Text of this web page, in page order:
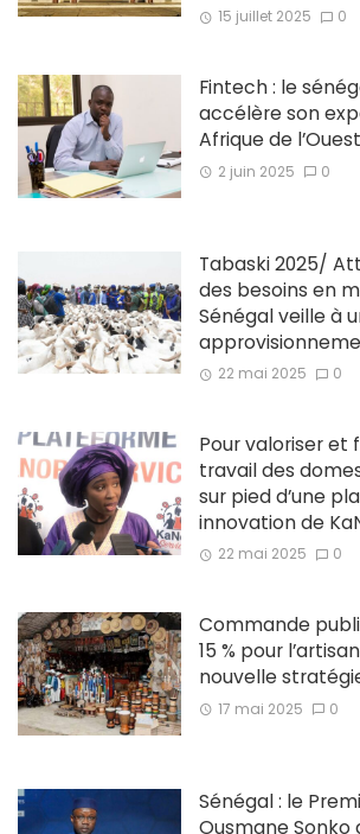
15 juillet 2025 0
Fintech : le
accélère son
Afrique de l’Ouest
2 juin 2025 0
Tabaski 2025/
des besoins en
Sénégal veille à
22 mai 2025 0
Pour valoriser et
travail des
sur pied d’une
innovation de
22 mai 2025 0
Commande
15 % pour
nouvelle
17 mai 2025 0
Sénégal : le
Ousmane Sonko